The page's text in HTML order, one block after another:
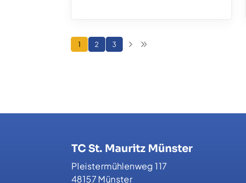
1 2 3
TC St. Mauritz Münster
Pleistermühlenweg 117
48157 Münster